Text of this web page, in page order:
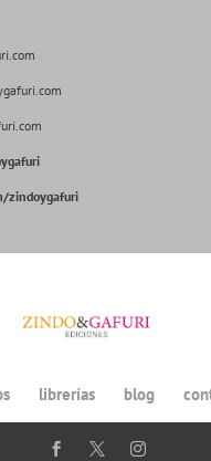
zindoygafuri
librerías blog